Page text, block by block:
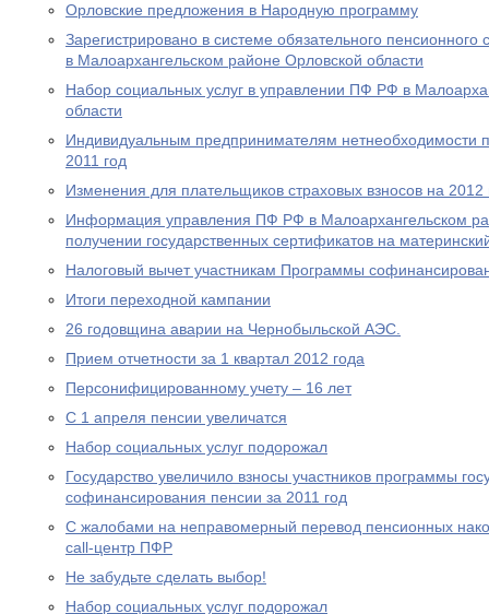
Орловские предложения в Народную программу
Зарегистрировано в системе обязательного
в Малоархангельском районе Орловской области
Набор социальных услуг в управлении ПФ РФ в
области
Индивидуальным предпринимателям нетнеобходимости
2011 год
Изменения для плательщиков страховых взносов на 2012
Информация управления ПФ РФ в Малоархангельском
получении государственных сертификатов на
Налоговый вычет участникам Программы
Итоги переходной кампании
26 годовщина аварии на Чернобыльской АЭС.
Прием отчетности за 1 квартал 2012 года
Персонифицированному учету – 16 лет
С 1 апреля пенсии увеличатся
Набор социальных услуг подорожал
Государство увеличило взносы участников программы
софинансирования пенсии за 2011 год
С жалобами на неправомерный перевод пенсионных
call-центр ПФР
Не забудьте сделать выбор!
Набор социальных услуг подорожал